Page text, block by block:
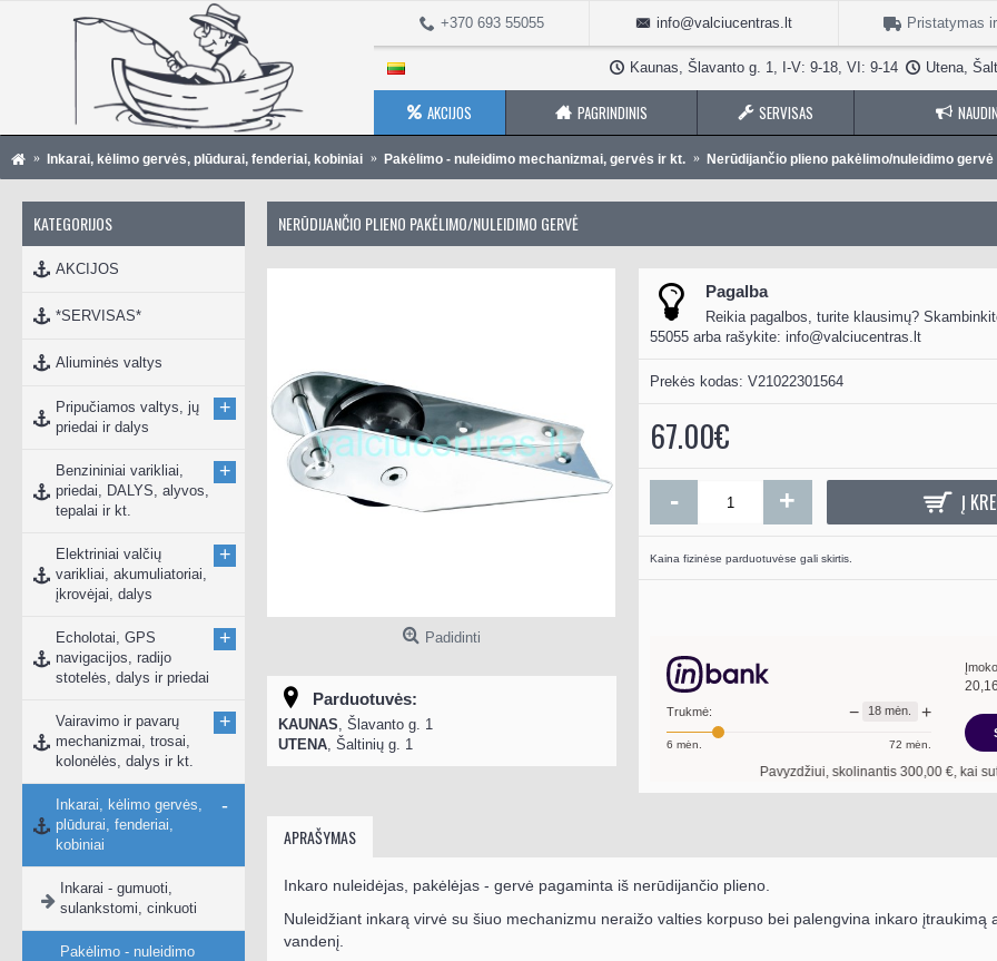
+370 693 55055 info@valciucentras.lt Pristatymas
Kaunas, Šlavanto g. 1, I-V: 9-18, VI: 9-14 Utena,
AKCIJOS PAGRINDINIS SERVISAS
Inkarai, kėlimo gervės, plūdurai, fenderiai, kobiniai Pakėlimo - nuleidimo mechanizmai, gervės ir kt. Nerūdijančio plieno pakėlimo/nuleidimo gervė
KATEGORIJOS
AKCIJOS
*SERVISAS*
Aliuminės valtys
Pripučiamos valtys, jų
priedai ir dalys
+
Benzininiai varikliai,
priedai, DALYS, alyvos,
tepalai ir kt.
+
Elektriniai valčių
varikliai, akumuliatoriai,
įkrovėjai, dalys
+
Echolotai, GPS
navigacijos, radijo
stotelės, dalys ir priedai
+
Vairavimo ir pavarų
mechanizmai, trosai,
kolonėlės, dalys ir kt.
+
Inkarai, kėlimo gervės,
plūdurai, fenderiai,
kobiniai
-
Inkarai - gumuoti,
sulankstomi, cinkuoti
Pakėlimo - nuleidimo
NERŪDIJANČIO PLIENO PAKĖLIMO/NULEIDIMO GERVĖ
Padidinti
Parduotuvės:
KAUNAS, Šlavanto g. 1
UTENA, Šaltinių g. 1
Pagalba
Reikia pagalbos, turite klausimų?
55055 arba rašykite: info@valciucentras.lt
Prekės kodas: V21022301564
67.00€
- + Į
Kaina fizinėse parduotuvėse gali skirtis.
Trukmė: − 18 mėn. +
6 mėn. 72 mėn.
20,16
Pavyzdžiui, skolinantis300,00€, kai sutartis
APRAŠYMAS
Inkaro nuleidėjas, pakėlėjas - gervė pagaminta iš nerūdijančio plieno.
Nuleidžiant inkarą virvė su šiuo mechanizmu neraižo valties korpuso bei palengvina inkaro įtraukimą
vandenį.